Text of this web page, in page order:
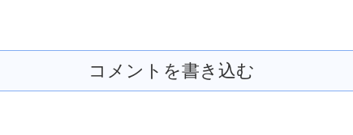
コメントを書き込む